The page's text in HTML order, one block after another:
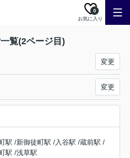
お気に入り
0
覧(2ページ目)
変更
変更
駅 /新御徒町駅 /入谷駅 /蔵前駅 /
駅 /浅草駅